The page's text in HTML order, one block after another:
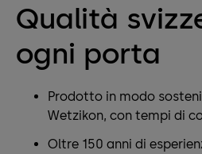
Qualità
ogni porta
Prodotto in modo
Wetzikon, con tempi di
Oltre 150 anni di